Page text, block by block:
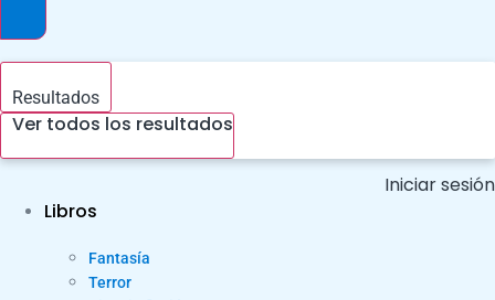
Resultados
Ver todos los resultados
Iniciar sesión
Libros
Fantasía
Terror